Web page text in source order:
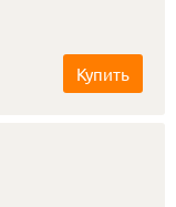
Купить